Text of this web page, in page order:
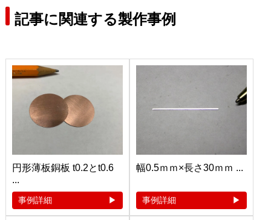
記事に関連する製作事例
円形薄板銅板 t0.2とt0.6
...
事例詳細
幅0.5ｍｍ×長さ30ｍｍ ...
事例詳細